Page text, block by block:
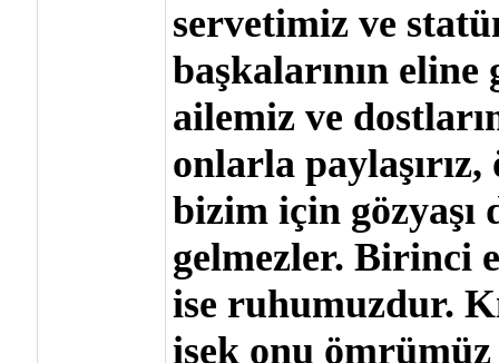
servetimiz ve
başkalarının eline
ailemiz ve
onlarla paylaşırız,
bizim için
gelmezler. Birinci
ise ruhumuzdur.
isek onu